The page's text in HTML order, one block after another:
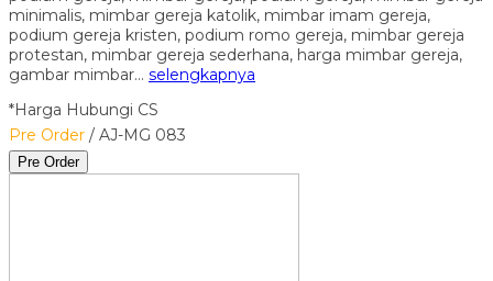
minimalis, mimbar gereja katolik, mimbar imam gereja,
podium gereja kristen, podium romo gereja, mimbar gereja
protestan, mimbar gereja sederhana, harga mimbar gereja,
gambar mimbar… selengkapnya
*Harga Hubungi CS
Pre Order / AJ-MG 083
Pre Order